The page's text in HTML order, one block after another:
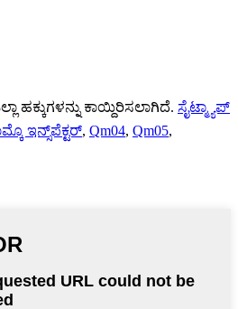
ಹಕ್ಕುಗಳನ್ನು ಕಾಯ್ದಿರಿಸಲಾಗಿದೆ. ಸೈಟ್ಮ್ಯಾಪ್
ಇನ್ಸ್‌ಪೆಕ್ಟರ್, Qm04, Qm05,